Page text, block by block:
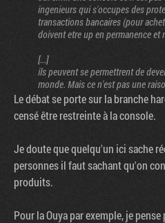
ingenieurs qui s'occupes des
transactions bancaires (pour
doivent etre up en permanence et
[...]
ils peuvent se permettrent de
monde. Mais ce n'est pas une
Le débat se porte sur la branche
censé être restreinte à la console.
Je doute que quelqu'un ici sache
personnes il faut sachant qu'on
produits.
Pour la Ouya par exemple, je